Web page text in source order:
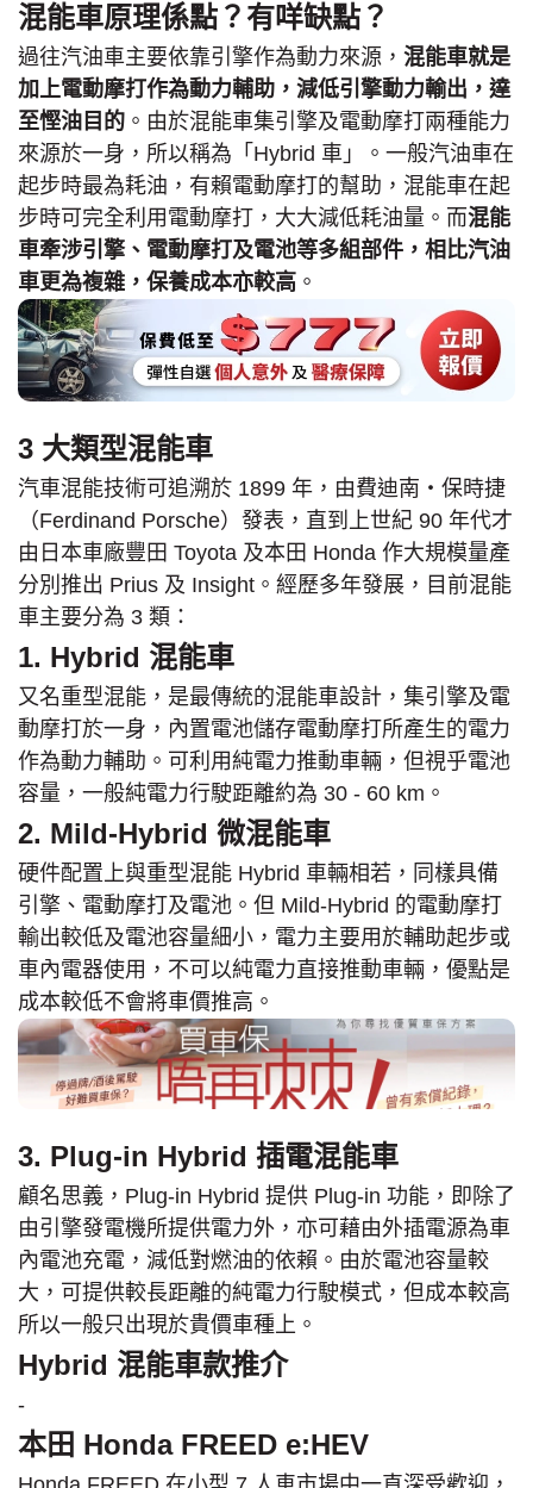
混能車原理係點？有咩缺點？
過往汽油車主要依靠引擎作為動力來源， 混能車就是
加上電動摩打作為動力輔助，減低引擎動力輸出，達
至慳油目的 。由於混能車集引擎及電動摩打兩種能力
來源於一身，所以稱為「Hybrid 車」。一般汽油車在
起步時最為耗油，有賴電動摩打的幫助，混能車在起
步時可完全利用電動摩打，大大減低耗油量。而混能
車牽涉引擎、電動摩打及電池等多組部件，相比汽油
車更為複雜，保養成本亦較高 。
3 大類型混能車
汽車混能技術可追溯於 1899 年，由費迪南‧保時捷
（Ferdinand Porsche）發表，直到上世紀 90 年代才
由日本車廠豐田 Toyota 及本田 Honda 作大規模量產
分別推出 Prius 及 Insight。經歷多年發展，目前混能
車主要分為 3 類：
1. Hybrid 混能車
又名重型混能，是最傳統的混能車設計，集引擎及電
動摩打於一身，內置電池儲存電動摩打所產生的電力
作為動力輔助。可利用純電力推動車輛，但視乎電池
容量，一般純電力行駛距離約為 30 - 60 km。
2. Mild-Hybrid 微混能車
硬件配置上與重型混能 Hybrid 車輛相若，同樣具備
引擎、電動摩打及電池。但 Mild-Hybrid 的電動摩打
輸出較低及電池容量細小，電力主要用於輔助起步或
車內電器使用，不可以純電力直接推動車輛，優點是
成本較低不會將車價推高。
3. Plug-in Hybrid 插電混能車
顧名思義，Plug-in Hybrid 提供 Plug-in 功能，即除了
由引擎發電機所提供電力外，亦可藉由外插電源為車
內電池充電，減低對燃油的依賴。由於電池容量較
大，可提供較長距離的純電力行駛模式，但成本較高
所以一般只出現於貴價車種上。
Hybrid 混能車款推介
-
本田 Honda FREED e:HEV